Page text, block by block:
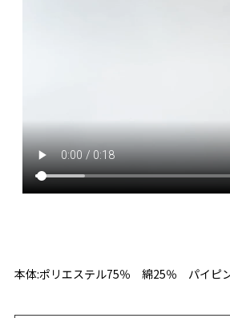
本体:ポリエステル75％ 綿25％ パイピ